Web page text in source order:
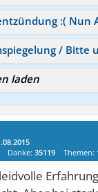
laden
Danke:35119 Themen: